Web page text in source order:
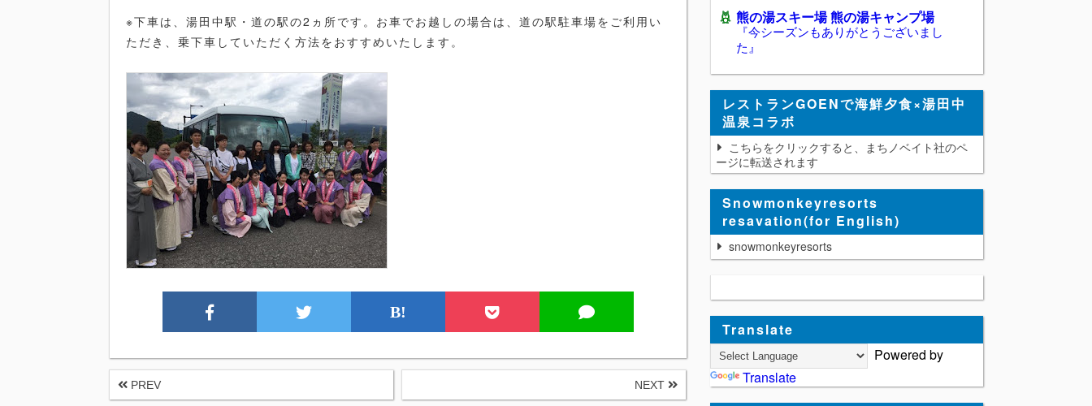
※下車は、湯田中駅・道の駅の2ヵ所です。お車でお越しの場合は、道の駅駐車場をご利用い
ただき、乗下車していただく方法をおすすめいたします。
B!
PREV NEXT
熊の湯スキー場 熊の湯キャンプ場
『今シーズンもありがとうございまし
た』
レストランGOENで海鮮夕食×湯田中
温泉コラボ
こちらをクリックすると、まちノベイト社のペ
ージに転送されます
Snowmonkeyresorts
resavation(for English)
snowmonkeyresorts
Translate
Powered by
Translate